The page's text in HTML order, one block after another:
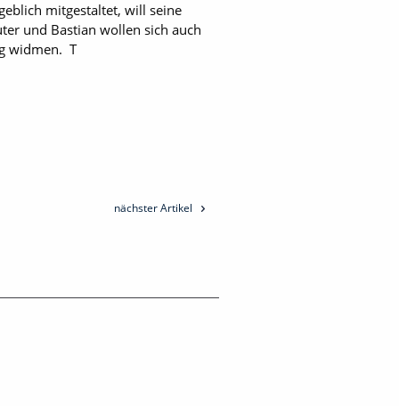
mitgestaltet, will seine
und Bastian wollen sich auch
widmen. T
nächster Artikel